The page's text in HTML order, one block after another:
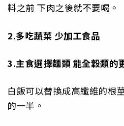
料之前 下肉之後就不要喝。
2.多吃蔬菜 少加工食品
3.主食選擇麵類 能全穀類的
白飯可以替換成高纖維的根
的一半。